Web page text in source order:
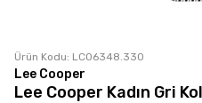
Ürün Kodu: LC06348.330
Lee Cooper
Lee Cooper Kadın Gri